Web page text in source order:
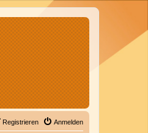
Anmelden
Registrieren